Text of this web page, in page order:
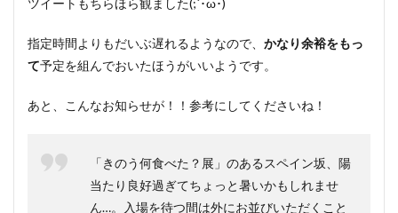
指定時間よりもだいぶ遅れるようなので、 かなり余裕をもっ
て予定を組んでおいたほうがいいようです。
あと、こんなお知らせが！！参考にしてくださいね！
「きのう何食べた？展」のあるスペイン坂、陽
当たり良好過ぎてちょっと暑いかもしれませ
ん…。入場を待つ間は外にお並びいただくこと